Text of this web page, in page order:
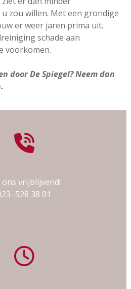
zou willen. Met een grondige
er weer jaren prima uit.
schade aan
voorkomen.
door De Spiegel? Neem dan
ons vrijblijvend!
38 01